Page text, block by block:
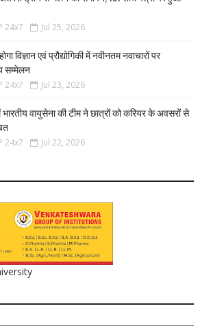
24x7 Jul 25, 2026
विज्ञान एवं प्रौद्योगिकी में नवीनतम नवाचारों पर
सम्मेलन
24x7 Jul 23, 2026
वायुसेना की टीम ने छात्रों को करियर के अवसरों से
24x7 Jul 22, 2026